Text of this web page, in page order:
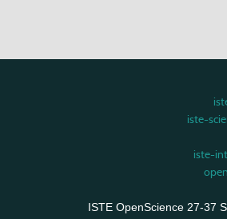
iste-
iste-
ISTE OpenScience 27-37